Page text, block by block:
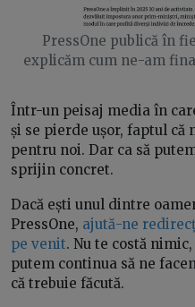
PressOne publică în
explicăm cum ne-am
Într-un peisaj media în
și se pierde ușor, faptul că
pentru noi. Dar ca să
sprijin concret.
Dacă ești unul dintre
PressOne, ajută-ne
pe venit. Nu te costă
putem continua să ne
că trebuie făcută.